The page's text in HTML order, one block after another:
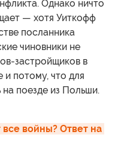
Однако ничто
— хотя Уиткофф
посланника
чиновники не
застройщиков в
потому, что для
поезде из Польши.
войны? Ответ на